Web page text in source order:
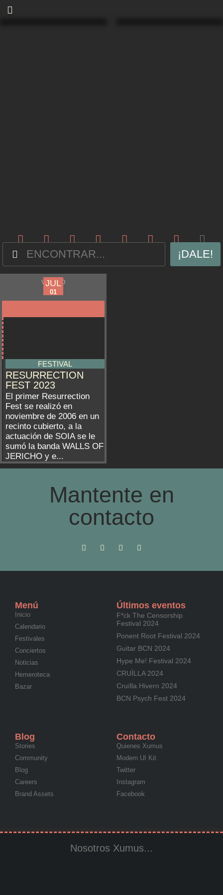
¡DALE!
VIVEIRO
JUN
28
JUL
01
FESTIVAL
RESURRECTION
FEST 2023
El primer Resurrection
Fest se realizó en
noviembre de 2006 en un
recinto cubierto, a la
actuación de SOIA se le
sumó la banda WALLS OF
JERICHO y e...
Mantente en
contacto
Menú
Inicio
Calendario
Festivales
Conciertos
Noticias
Hemeroteca
Bazar
Últimos eventos
F*ck The Censorship
Festival 2024
Ponent Root Festival 2024
Guitar BCN 2024
Hype Me! Festival 2024
CRUÏLLA 2024
Cruïlla Hivern 2024
BCN Psych Fest 2024
Blog
Stories
Community
Blog
Careers
Brand Assets
Contacto
Quienes Xumus
Modern UI Kit
Twitter
Instagram
Facebook
Nosotros Xumus...